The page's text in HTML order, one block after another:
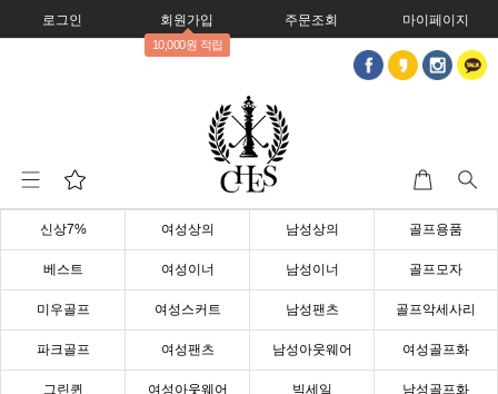
로그인 회원가입
10,000원 적립
주문조회 마이페이지
신상7% 여성상의 남성상의 골프용품
베스트 여성이너 남성이너 골프모자
미우골프 여성스커트 남성팬츠 골프악세사리
파크골프 여성팬츠 남성아웃웨어 여성골프화
그린퀸 여성아웃웨어 빅세일 남성골프화